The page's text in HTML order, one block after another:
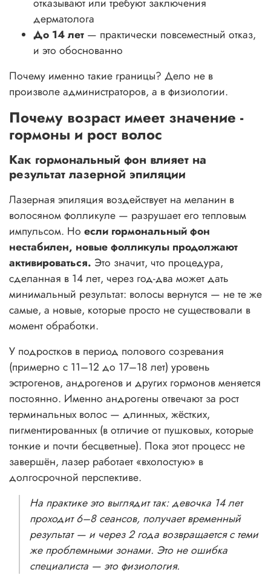
отказывают или требуют заключения
дерматолога
До 14 лет — практически повсеместный отказ,
и это обоснованно
Почему именно такие границы? Дело не в
произволе администраторов, а в физиологии.
Почему возраст имеет значение -
гормоны и рост волос
Как гормональный фон влияет на
результат лазерной эпиляции
Лазерная эпиляция воздействует на меланин в
волосяном фолликуле — разрушает его тепловым
импульсом. Но если гормональный фон
нестабилен, новые фолликулы продолжают
активироваться. Это значит, что процедура,
сделанная в 14 лет, через год-два может дать
минимальный результат: волосы вернутся — не те же
самые, а новые, которые просто не существовали в
момент обработки.
У подростков в период полового созревания
(примерно с 11–12 до 17–18 лет) уровень
эстрогенов, андрогенов и других гормонов меняется
постоянно. Именно андрогены отвечают за рост
терминальных волос — длинных, жёстких,
пигментированных (в отличие от пушковых, которые
тонкие и почти бесцветные). Пока этот процесс не
завершён, лазер работает «вхолостую» в
долгосрочной перспективе.
На практике это выглядит так: девочка 14 лет
проходит 6–8 сеансов, получает временный
результат — и через 2 года возвращается с теми
же проблемными зонами. Это не ошибка
специалиста — это физиология.